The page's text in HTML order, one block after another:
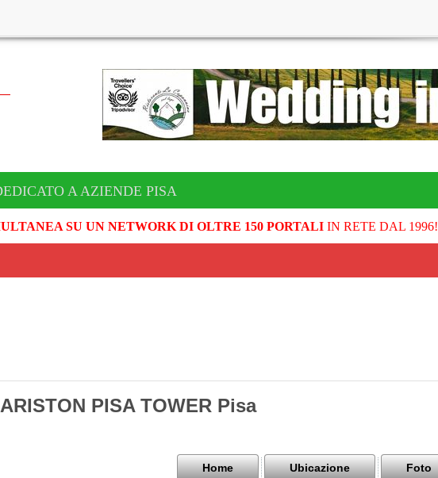
A AZIENDE PISA
SU UN NETWORK DI OLTRE 150 PORTALIIN RETE DAL 1996!
PISA TOWER Pisa
Home Ubicazione Foto